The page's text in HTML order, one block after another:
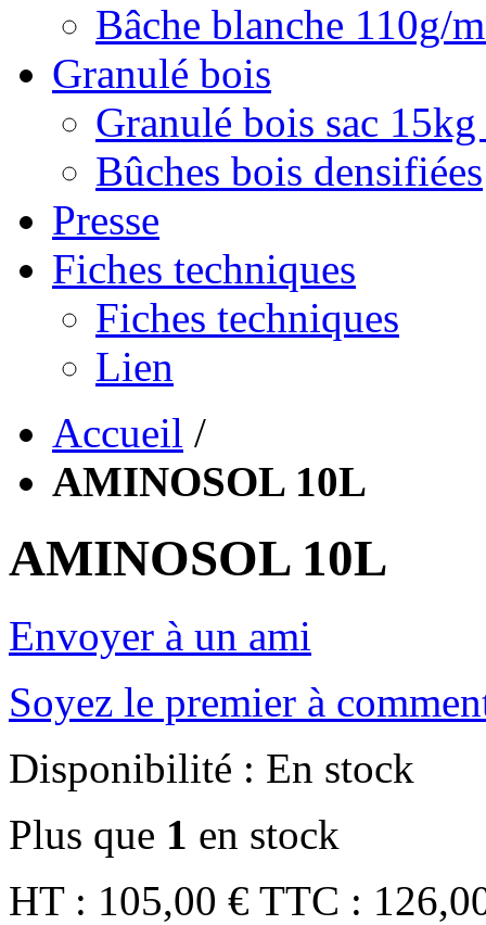
Bâche blanche 110g/
Granulé bois
Granulé bois sac
Bûches bois densifiées
Presse
Fiches techniques
Fiches techniques
Lien
Accueil /
AMINOSOL 10L
AMINOSOL 10L
Envoyer à un ami
Soyez le premier à
Disponibilité : En stock
Plus que 1 en stock
HT : 105,00 € TTC :